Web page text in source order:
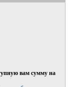
вам сумму на